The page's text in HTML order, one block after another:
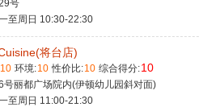
号
至周日 10:30-22:30
将台店)
10 环境:10 性价比:10 综合得分:10
号丽都广场院内(伊顿幼儿园斜对面)
至周日 11:00-21:30